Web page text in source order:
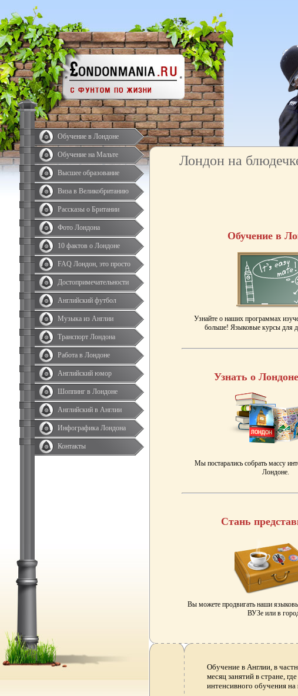
Обучение в Лондоне
Обучение на Мальте
Высшее образование
Виза в Великобританию
Рассказы о Британии
Фото Лондона
10 фактов о Лондоне
FAQ Лондон, это просто
Достопримечательности
Английский футбол
Музыка из Англии
Транспорт Лондона
Работа в Лондоне
Английский юмор
Шоппинг в Лондоне
Английский в Англии
Инфографика Лондона
Контакты
Лондон на
Обучение в
Узнайте о наших программах
больше! Языковые курсы для
Узнать о
Мы постарались собрать массу
Лондоне.
Стань
Вы можете продвигать наши
ВУЗе или в
Обучение в Англии, в
месяц занятий в стране,
интенсивного обучения